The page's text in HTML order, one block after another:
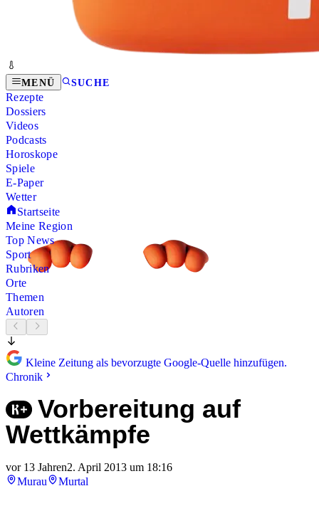
MENÜ SUCHE
Rezepte
Dossiers
Videos
Podcasts
Horoskope
Spiele
E-Paper
Wetter
Startseite
Meine Region
Top News
Sport
Rubriken
Orte
Themen
Autoren
Kleine Zeitung als bevorzugte Google-Quelle hinzufügen.
Chronik
Vorbereitung auf
Wettkämpfe
vor 13 Jahren2. April 2013 um 18:16
Murau
Murtal